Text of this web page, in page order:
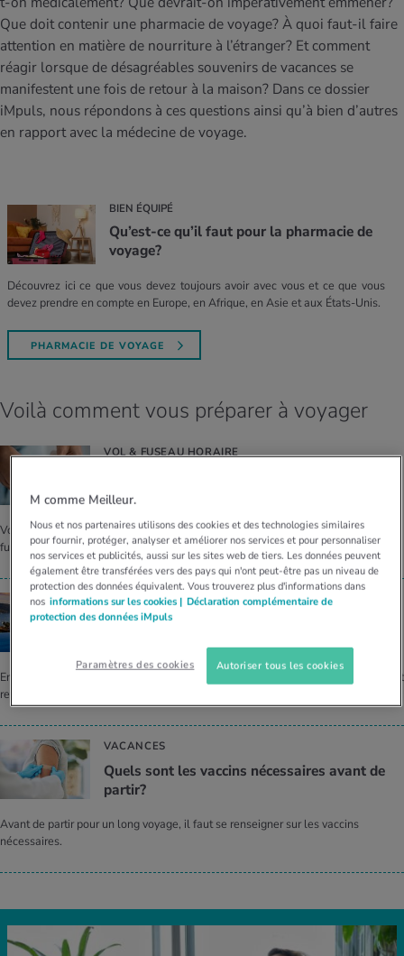
et intolérances
Calculateur d’IMC
Calculez votre besoin en calories
d’hiver
ACTUELS DANS LE DOMAINE MOUVEMENT
Course & Jogging
au quotidien
de relaxation
ACTUELS DANS LE DOMAINE RELAXATION
Détente active
médical
spécialisée
des femmes
Réduire la tension artérielle
Douleurs nerveuses
ACTUELS DANS LE DOMAINE SERVICE
Offres
Tool, test et quiz
Que doit contenir une pharmacie de voyage? À quoi faut-il faire
attention en matière de nourriture à l’étranger? Et comment
réagir lorsque de désagréables souvenirs de vacances se
manifestent une fois de retour à la maison? Dans ce dossier
iMpuls, nous répondons à ces questions ainsi qu’à bien d’autres
en rapport avec la médecine de voyage.
BIEN ÉQUIPÉ
Qu’est-ce qu’il faut pour la pharmacie de
voyage?
Découvrez ici ce que vous devez toujours avoir avec vous et ce que vous
devez prendre en compte en Europe, en Afrique, en Asie et aux États-Unis.
PHARMACIE DE VOYAGE
Voilà comment vous préparer à voyager
VOL & FUSEAU HORAIRE
atten­tion?
Voici comment prendre ses médicaments lorsqu’on voyage dans d’autres
fuseaux horaires.
SANTÉ ET VACANCES
Conseils de voyage
En préparant votre voyage et en suivant quelques astuces pour le voyage aller et
retour, vous pourrez profiter de vos vacances sans stress et en toute détente.
VACANCES
Quels sont les vac­cins néces­saires avant de
par­tir?
Avant de partir pour un long voyage, il faut se renseigner sur les vaccins
nécessaires.
M comme Meilleur.
Nous et nos partenaires utilisons des cookies et des technologies similaires
pour fournir, protéger, analyser et améliorer nos services et pour personnaliser
nos services et publicités, aussi sur les sites web de tiers. Les données peuvent
également être transférées vers des pays qui n'ont peut-être pas un niveau de
protection des données équivalent. Vous trouverez plus d'informations dans
nos informations sur les cookies | Déclaration complémentaire de
protection des données iMpuls
Paramètres des cookies Autoriser tous les cookies